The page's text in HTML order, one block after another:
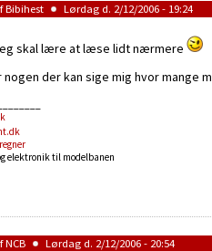
Bibihest Lørdag d. 2/12/2006 - 19:24
skal lære at læse lidt nærmere
nogen der kan sige mig hvor
elektronik til modelbanen
NCB Lørdag d. 2/12/2006 - 20:54